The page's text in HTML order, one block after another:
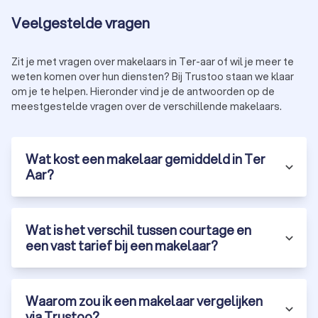
Huur- of verhuurmakelaar
verhuurmakelaar
helpt bij het verhuren of huren van een
een verhuurmakelaar zijn:
jouw eigendom adverteren op geschikte platformen;
potentiële (ver)huurders screenen om een goede match
te vinden;
het huurcontract beheren en zorgen voor een vlotte
Taxateur
Eentaxateurspeelt een cruciale rol bij het bepalen van de
jouw huis te vergelijken met huizen in de omgeving;
een gedetailleerdtaxatierapportop te stellen.
in het huis voordat je dit koopt of verkoopt.
Veelgestelde vragen
Zit je met vragen over makelaars in Ter-aar of wil je meer te
weten komen over hun diensten? Bij Trustoo staan we klaar
om je te helpen. Hieronder vind je de antwoorden op de
meestgestelde vragen over de verschillende makelaars.
Wat kost een makelaar gemiddeld in Ter
Aar?
Wat is het verschil tussen courtage en
een vast tarief bij een makelaar?
Waarom zou ik een makelaar vergelijken